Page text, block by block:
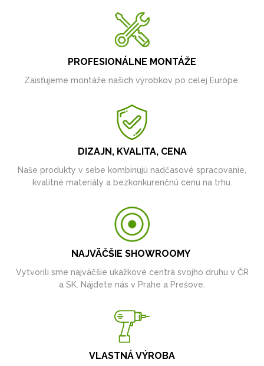
PROFESIONÁLNE MONTÁŽE
Zaisťujeme montáže našich výrobkov po celej Európe.
DIZAJN, KVALITA, CENA
Naše produkty v sebe kombinujú nadčasové spracovanie,
kvalitné materiály a bezkonkurenčnú cenu na trhu.
NAJVÄČŠIE SHOWROOMY
Vytvorili sme najväčšie ukážkové centrá svojho druhu v ČR
a SK. Nájdete nás v Prahe a Prešove.
VLASTNÁ VÝROBA